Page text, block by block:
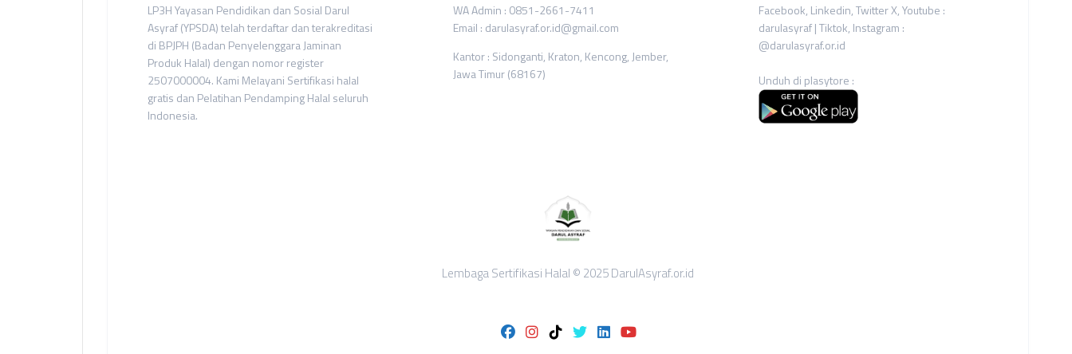
LP3H Yayasan Pendidikan dan Sosial Darul
Asyraf (YPSDA) telah terdaftar dan terakreditasi
di BPJPH (Badan Penyelenggara Jaminan
Produk Halal) dengan nomor register
2507000004. Kami Melayani Sertifikasi halal
gratis dan Pelatihan Pendamping Halal seluruh
Indonesia.
WA Admin : 0851-2661-7411
Email : darulasyraf.or.id@gmail.com
Kantor : Sidonganti, Kraton, Kencong, Jember,
Jawa Timur (68167)
Facebook, Linkedin, Twitter X, Youtube :
darulasyraf | Tiktok, Instagram :
@darulasyraf.or.id
Unduh di plasytore :
Lembaga Sertifikasi Halal © 2025 DarulAsyraf.or.id